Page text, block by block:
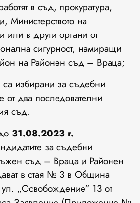
в съд, прокуратура,
Министерството на
или в други органи от
сигурност, намиращи
на Районен съд – Враца;
за съдебни
от два последователни
съд.
31.08.2023 г.
за съдебни
съд – Враца и Районен
в стая № 3 в Община
„Освобождение“ 13 от